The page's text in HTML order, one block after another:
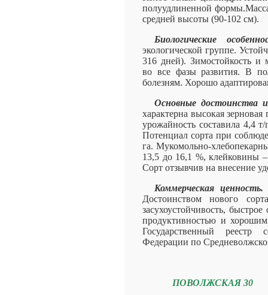
полуудлиненной
средней высоты (90-102 см).
Биологические
экологической группе.
316 дней). Зимостойкость и
во все фазы развития. В
болезням. Хорошо
Основные достоинства
характерна высокая
урожайность составила 4,4
Потенциал сорта при
га. Мукомольно-
13,5 до 16,1 %, клейковины
Сорт отзывчив на внесение
Коммерческая ценность.
Достоинством нового
засухоустойчивость,
продуктивностью и
Государственный реестр
Федерации по
ПОВОЛЖСКАЯ 30